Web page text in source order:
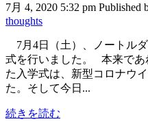
7月 4, 2020 5:32 pm Published
thoughts
7月4日（土）、ノートル
式を行いました。 本来であ
た入学式は、新型コロナウ
た。そして今日...
続きを読む